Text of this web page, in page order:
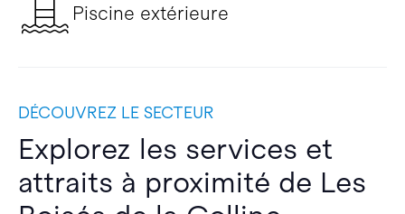
Piscine extérieure
DÉCOUVREZ LE SECTEUR
Explorez les services et
attraits à proximité de Les